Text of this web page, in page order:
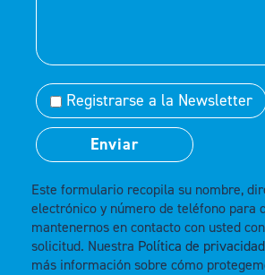
Registrarse a la Newsletter
Este formulario recopila su nombre,
electrónico y número de teléfono para
mantenernos en contacto con usted
solicitud. Nuestra Política de privacidad
más información sobre cómo